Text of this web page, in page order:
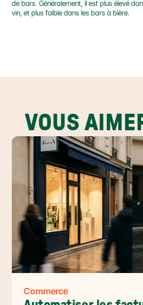
de bars. Généralement, il est plus élevé
vin, et plus faible dans les bars à bière.
VOUS
Commerce